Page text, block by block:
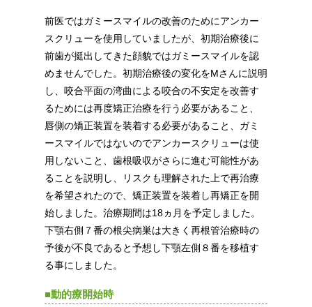
前医ではガミースマイルの改善のためにアンカー
スクリューを使用していましたが、初期治療後に
前歯が挺出してきた顔貌ではガミースマイルを認
めませんでした。初期治療後の変化をMさんに説明
し、咬合平面の湾曲による咬合の不安定を改善す
るためには再度矯正治療を行う必要があること、
唇側の矯正装置を装着する必要があること、ガミ
ースマイルではないのでアンカースクリューは使
用しないこと、歯根吸収がさらに進む可能性があ
ることを説明し、リスクも理解された上で再治療
を希望されたので、矯正装置を装着し再矯正を開
始しました。治療期間は18ヵ月を予定しました。
下顎右側７番の根尖病巣は大きく再根管治療時の
予後が不良であると予想し下顎左側８番を移植す
る事にしました。
■動的療開始時